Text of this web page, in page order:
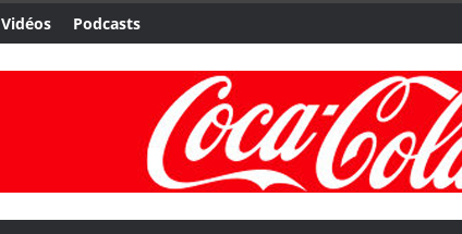
Vidéos Podcasts